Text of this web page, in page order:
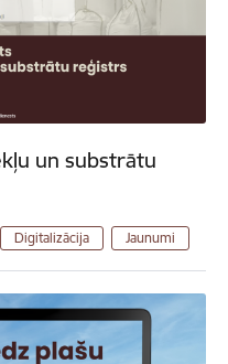
un substrātu
Digitalizācija Jaunumi